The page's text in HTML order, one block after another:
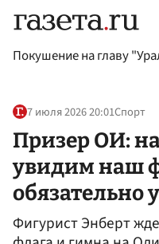
Покушение на главу
7 июля 2026 20:01Спорт
Призер ОИ:
увидим наш
Фигурист Энберт